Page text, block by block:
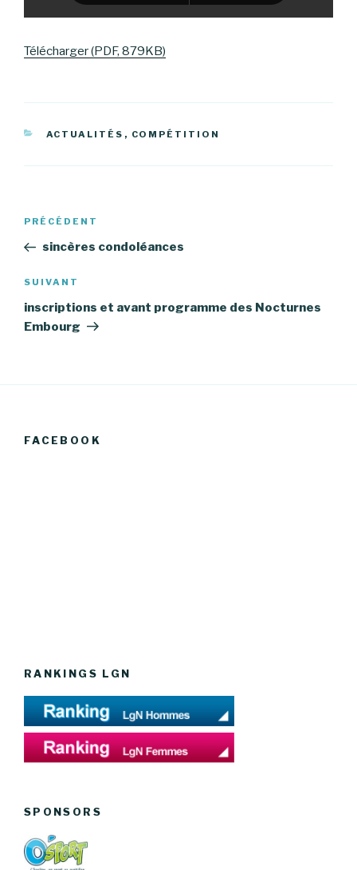
Télécharger (PDF, 879KB)
CATÉGORIES
ACTUALITÉS , COMPÉTITION
Navigation
l’article
Article
précédent
PRÉCÉDENT
sincères condoléances
Article
suivant
SUIVANT
inscriptions et avant programme des Nocturnes
Embourg
FACEBOOK
RANKINGS LGN
SPONSORS